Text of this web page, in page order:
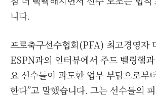
니다.
프로축구선수협회(PFA) 최고경영자
ESPN과의 인터뷰에서 주드 벨링햄
요 선수들이 과도한 업무 부담으로부
한다”고 말했습니다. 그는 선수들의